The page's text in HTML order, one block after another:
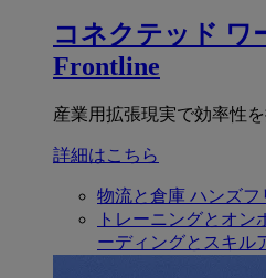
コネクテッド ワ
Frontline
産業用拡張現実で効率性を
詳細はこちら
物流と倉庫 ハンズフ
トレーニングとオン
ーディングとスキル